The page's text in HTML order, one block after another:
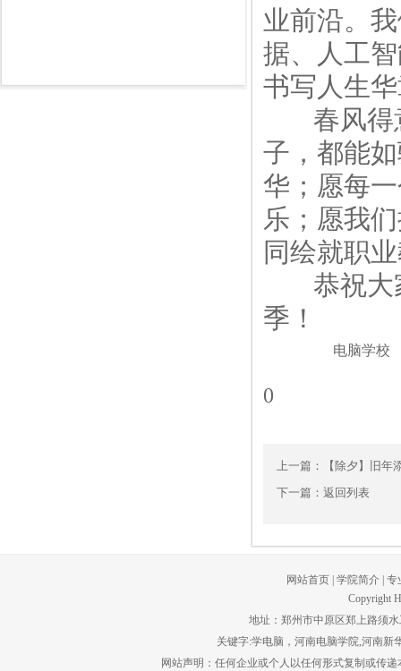
业前沿。
据、人工
书写人生
春风得意
子，都能
华；愿每
乐；愿我
同绘就职
恭祝大家
季！
电脑学校
0
上一篇：
【除夕】旧
下一篇： 返回列表
网站首页 学院简介 专
Copyright
地址：郑州市中原区郑上路须水
关键字:学电脑，河南电脑学院,河南新
网站声明：任何企业或个人以任何形式复制或传